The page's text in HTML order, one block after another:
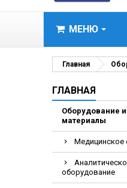
МЕНЮ
Главная
ГЛАВНАЯ
Оборудование
материалы
Медицинское
оборудование